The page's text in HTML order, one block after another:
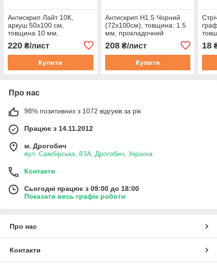
Антискрип Лайт 10К,
аркуш 50х100 см,
товщина 10 мм,
антискрипний,
звукопоглинаючий
220 ₴/лист
Купити
Антискрип Н1.5 Чорний
(72х100см), товщина: 1.5
мм, прокладочний
208₴/лист
Купити
18
Про нас
98% позитивних з 1072 відгуків за рік
Працює з 14.11.2012
м. Дрогобич
вул. Самбірська, 83А, Дрогобич, Україна
Контакти
Сьогодні працює з 09:00 до 18:00
Показати весь графік роботи
Про нас
Контакти